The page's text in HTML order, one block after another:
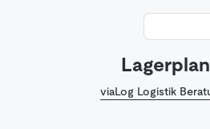
viaLog Logistik